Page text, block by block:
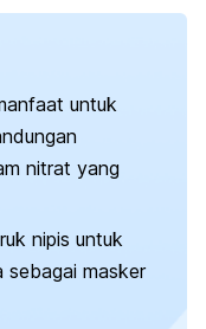
untuk
nitrat yang
nipis untuk
sebagai masker